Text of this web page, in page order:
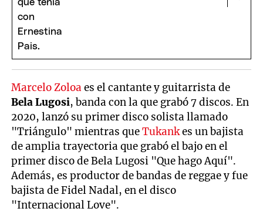
Marcelo Zoloa es el cantante y guitarrista de
Bela Lugosi, banda con la que grabó 7 discos. En
2020, lanzó su primer disco solista llamado
"Triángulo" mientras queTukankes un bajista
de amplia trayectoria que grabó el bajo en el
primer disco de Bela Lugosi "Que hago Aquí".
Además, es productor de bandas de reggae y fue
bajista de Fidel Nadal, en el disco
"Internacional Love".